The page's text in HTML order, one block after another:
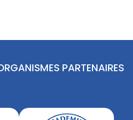
PARTENAIRES